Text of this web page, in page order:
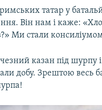
татар у
Він нам і каже:
Ми стали
казан під шурпу
добу. Зрештою весь